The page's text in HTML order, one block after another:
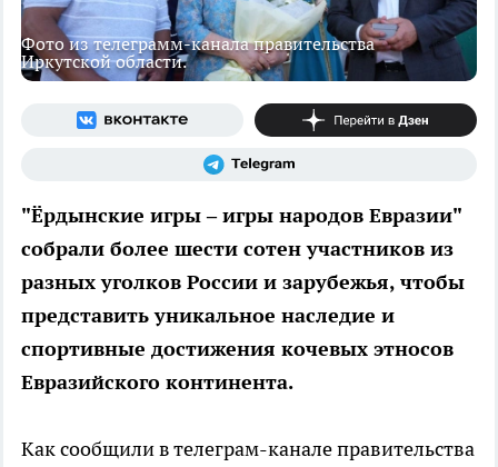
Фото из телеграмм-канала правительства
Иркутской области.
"Ёрдынские игры – игры народов Евразии"
собрали более шести сотен участников из
разных уголков России и зарубежья, чтобы
представить уникальное наследие и
спортивные достижения кочевых этносов
Евразийского континента.
Как сообщили в телеграм-канале правительства